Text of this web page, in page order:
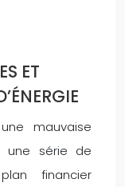
ET
mauvaise
une série de
financier